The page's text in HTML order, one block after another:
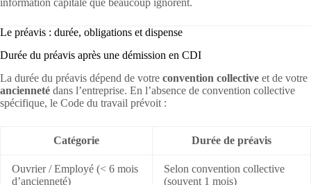
information capitale que beaucoup ignorent.
Le préavis : durée, obligations et dispense
Durée du préavis après une démission en CDI
La durée du préavis dépend de votre convention collective et de votre
ancienneté dans l’entreprise. En l’absence de convention collective
spécifique, le Code du travail prévoit :
Catégorie Durée de préavis
Ouvrier / Employé (< 6 mois
d’ancienneté)
Selon convention collective
(souvent 1 mois)